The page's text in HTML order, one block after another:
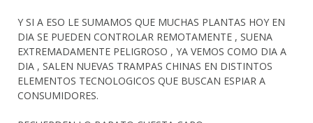
Y SI A ESO LE SUMAMOS QUE MUCHAS PLANTAS HOY EN
DIA SE PUEDEN CONTROLAR REMOTAMENTE , SUENA
EXTREMADAMENTE PELIGROSO , YA VEMOS COMO DIA A
DIA , SALEN NUEVAS TRAMPAS CHINAS EN DISTINTOS
ELEMENTOS TECNOLOGICOS QUE BUSCAN ESPIAR A
CONSUMIDORES.